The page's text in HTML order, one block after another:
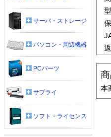
本
サーバ・ストレージ
パソコン・周辺機器
PCパーツ
サプライ
ソフト・ライセンス